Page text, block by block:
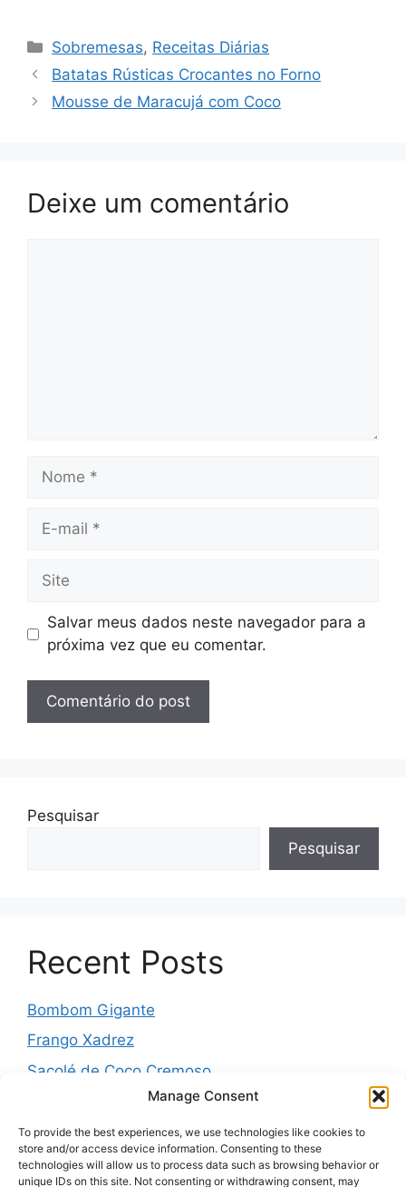
Manage Consent
To provide the best experiences, we use technologies like cookies to
store and/or access device information. Consenting to these
technologies will allow us to process data such as browsing behavior or
unique IDs on this site. Not consenting or withdrawing consent, may
Categorias
Sobremesas, Receitas Diárias
Batatas Rústicas Crocantes no Forno
Mousse de Maracujá com Coco
Deixe um comentário
Nome
Site
Salvar meus dados neste navegador para a
próxima vez que eu comentar.
Pesquisar
Pesquisar
Recent Posts
Bombom Gigante
Frango Xadrez
Sacolé de Coco Cremoso
Torta de cebola molhadinha
Pernil Assado com Laranja, Alho e Ervas